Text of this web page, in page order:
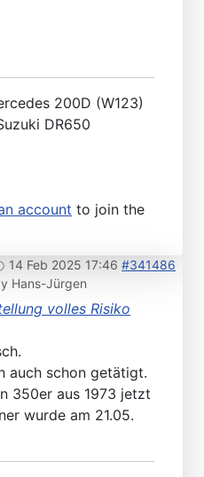
200D (W123)
DR650
account to join the
14 Feb 2025 17:46 #341486
Hans-Jürgen
volles Risiko
auch schon getätigt.
350er aus 1973 jetzt
wurde am 21.05.